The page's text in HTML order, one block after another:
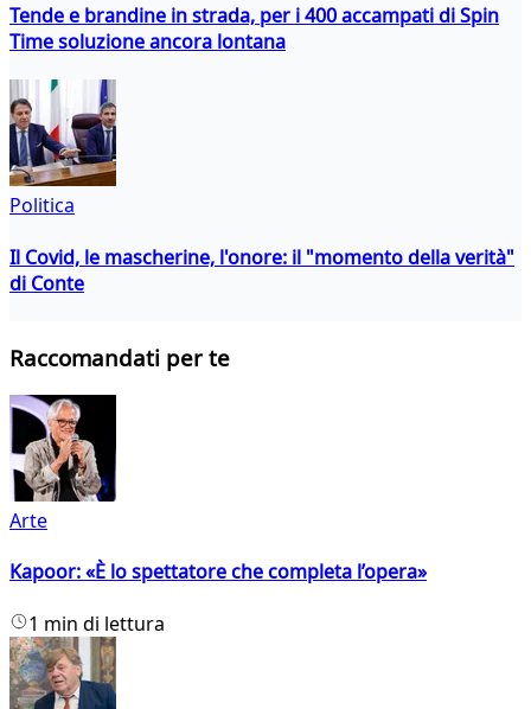
Tende e brandine in strada, per i 400 accampati di Spin
Time soluzione ancora lontana
Politica
Il Covid, le mascherine, l'onore: il "momento della verità"
di Conte
Raccomandati per te
Arte
Kapoor: «È lo spettatore che completa l’opera»
1 min di lettura